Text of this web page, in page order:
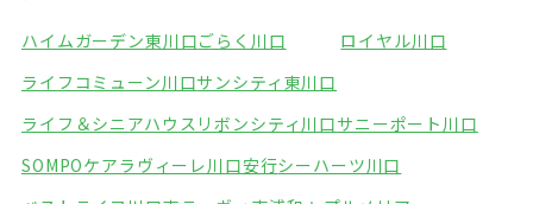
ハイムガーデン東川口ごらく川口
ロイヤル川口
ライフコミューン川口サンシティ東川口
ライフ＆シニアハウスリボンシティ川口サニーポート川口
SOMPOケアラヴィーレ川口安行シーハーツ川口